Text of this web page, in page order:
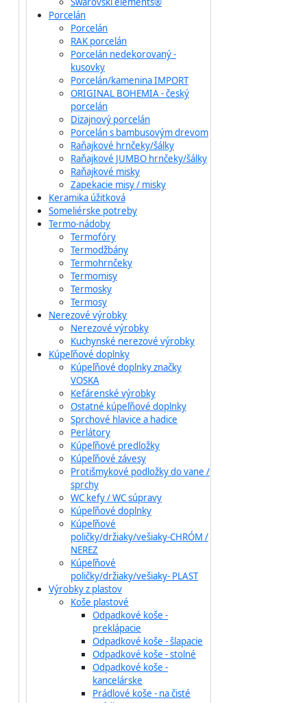
Porcelán
Porcelán
RAK porcelán
Porcelán nedekorovaný -
kusovky
Porcelán/kamenina IMPORT
ORIGINAL BOHEMIA - český
porcelán
Dizajnový porcelán
Porcelán s bambusovým drevom
Raňajkové hrnčeky/šálky
Raňajkové JUMBO hrnčeky/šálky
Raňajkové misky
Zapekacie misy / misky
Keramika úžitková
Someliérske potreby
Termo-nádoby
Termofóry
Termodžbány
Termohrnčeky
Termomisy
Termosky
Termosy
Nerezové výrobky
Nerezové výrobky
Kuchynské nerezové výrobky
Kúpeľňové doplnky
Kúpeľňové doplnky značky
VOSKA
Kefárenské výrobky
Ostatné kúpeľňové doplnky
Sprchové hlavice a hadice
Perlátory
Kúpeľňové predložky
Kúpeľňové závesy
Protišmykové podložky do vane /
sprchy
WC kefy / WC súpravy
Kúpeľňové doplnky
Kúpeľňové
poličky/držiaky/vešiaky-CHRÓM /
NEREZ
Kúpeľňové
poličky/držiaky/vešiaky- PLAST
Výrobky z plastov
Koše plastové
Odpadkové koše -
preklápacie
Odpadkové koše - šlapacie
Odpadkové koše - stolné
Odpadkové koše -
kancelárske
Prádlové koše - na čisté